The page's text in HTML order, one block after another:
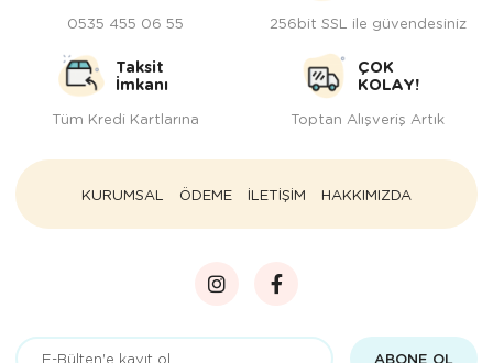
0535 455 06 55 256bit SSL ile güvendesiniz
Taksit
İmkanı
Tüm Kredi Kartlarına
ÇOK
KOLAY!
Toptan Alışveriş Artık
KURUMSAL ÖDEME İLETİŞİM HAKKIMIZDA
ABONE OL